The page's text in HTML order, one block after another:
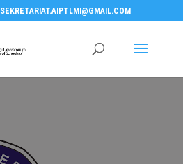
SEKRETARIAT.AIPTLMI@GMAIL.COM